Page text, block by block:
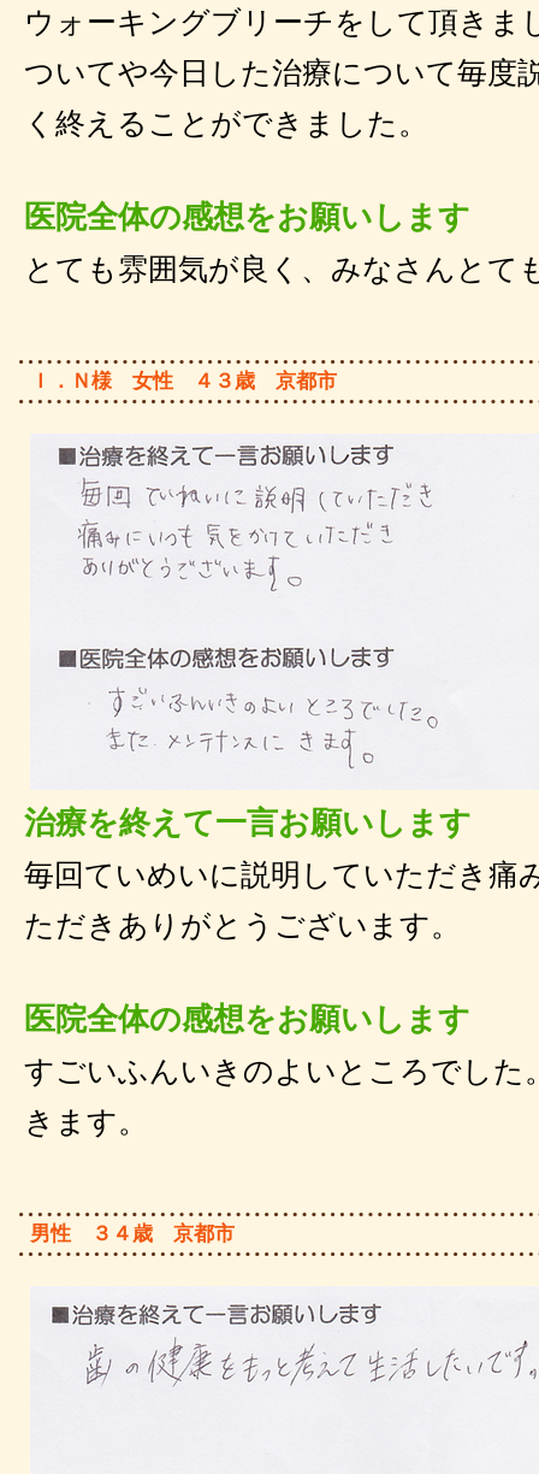
ウォーキングブリーチをして頂きま
ついてや今日した治療について毎度
く終えることができました。
医院全体の感想をお願いします
とても雰囲気が良く、みなさんとて
Ｉ．Ｎ様 女性 ４３歳 京都市
治療を終えて一言お願いします
毎回ていめいに説明していただき痛
ただきありがとうございます。
医院全体の感想をお願いします
すごいふんいきのよいところでした
きます。
男性 ３４歳 京都市